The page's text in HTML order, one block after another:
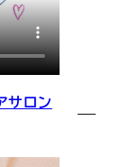
サロン